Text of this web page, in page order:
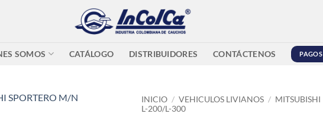
SOMOS CATÁLOGO DISTRIBUIDORES CONTÁCTENOS PAGOS
INICIO / VEHICULOS LIVIANOS / MITSUBISHI
L-200/L-300